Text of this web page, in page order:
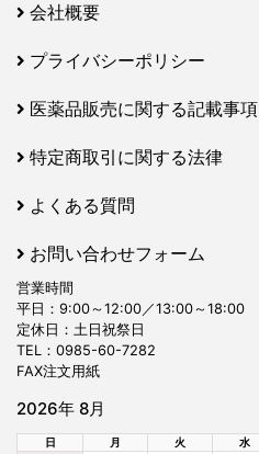
会社概要
プライバシーポリシー
医薬品販売に関する記載事項
特定商取引に関する法律
よくある質問
お問い合わせフォーム
営業時間
平日：9:00～12:00／13:00～18:00
定休日：土日祝祭日
TEL： 0985-60-7282
FAX注文用紙
2026年 8月
日 月 火 水